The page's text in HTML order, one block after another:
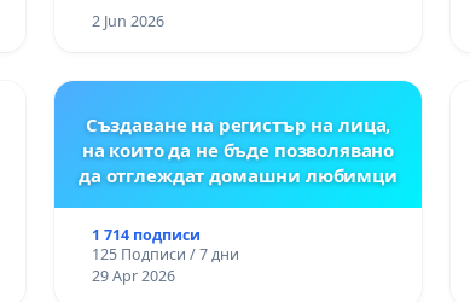
2 Jun 2026
Създаване на регистър на лица,
на които да не бъде позволявано
да отглеждат домашни любимци
1 714 подписи
125 Подписи / 7 дни
29 Apr 2026